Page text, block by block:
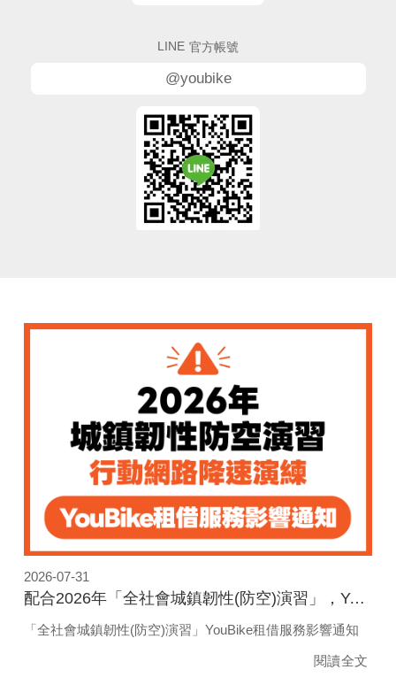
LINE 官方帳號
@youbike
2026-07-31
配合2026年「全社會城鎮韌性(防空)演習」，YouBike租借服務影響通知
「全社會城鎮韌性(防空)演習」YouBike租借服務影響通知
閱讀全文